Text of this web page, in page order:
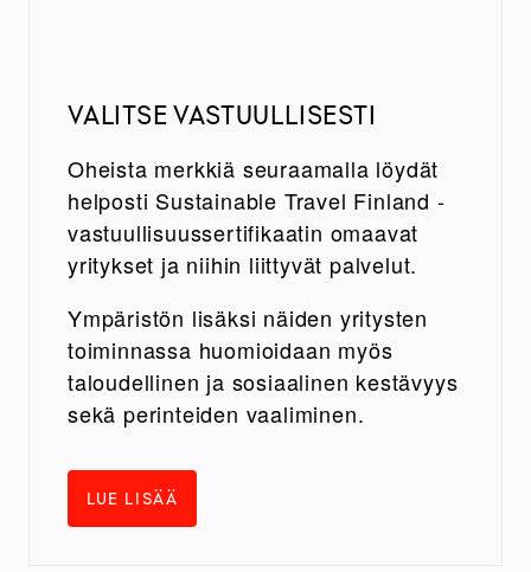
VALITSE VASTUULLISESTI
Oheista merkkiä seuraamalla löydät
helposti Sustainable Travel Finland -
vastuullisuussertifikaatin omaavat
yritykset ja niihin liittyvät palvelut.
Ympäristön lisäksi näiden yritysten
toiminnassa huomioidaan myös
taloudellinen ja sosiaalinen kestävyys
sekä perinteiden vaaliminen.
LUE LISÄÄ